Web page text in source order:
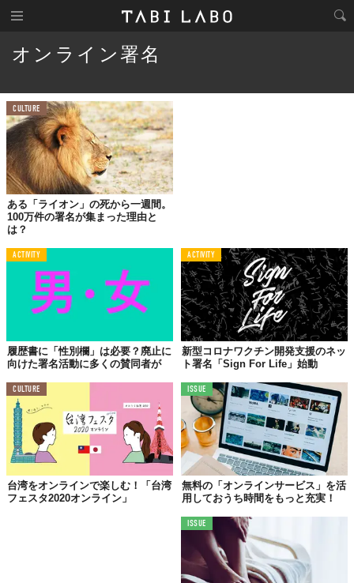
オンライン署名
CULTURE
ある「ライオン」の死から一週間。
100万件の署名が集まった理由と
は？
ACTIVITY
履歴書に「性別欄」は必要？廃止に
向けた署名活動に多くの賛同者が
ACTIVITY
新型コロナワクチン開発支援のネッ
ト署名「Sign For Life」始動
CULTURE
台湾をオンラインで楽しむ！「台湾
フェスタ2020オンライン」
ISSUE
無料の「オンラインサービス」を活
用しておうち時間をもっと充実！
ISSUE